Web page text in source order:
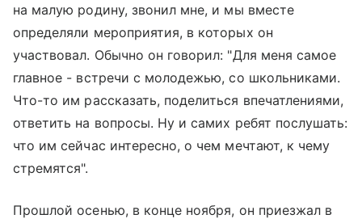
на малую родину, звонил мне, и мы вместе
определяли мероприятия, в которых он
участвовал. Обычно он говорил: "Для меня самое
главное - встречи с молодежью, со школьниками.
Что-то им рассказать, поделиться впечатлениями,
ответить на вопросы. Ну и самих ребят послушать:
что им сейчас интересно, о чем мечтают, к чему
стремятся".
Прошлой осенью, в конце ноября, он приезжал в